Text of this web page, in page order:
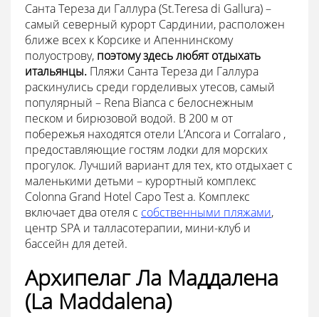
Санта Тереза ди Галлура (St.Teresa di Gallura) –
самый северный курорт Сардинии, расположен
ближе всех к Корсике и Апеннинскому
полуострову, поэтому здесь любят отдыхать
итальянцы. Пляжи Санта Тереза ди Галлура
раскинулись среди горделивых утесов, самый
популярный – Rena Bianca с белоснежным
песком и бирюзовой водой. В 200 м от
побережья находятся отели L’Ancora и Corralaro ,
предоставляющие гостям лодки для морских
прогулок. Лучший вариант для тех, кто отдыхает с
маленькими детьми – курортный комплекс
Colonna Grand Hotel Capo Test a. Комплекс
включает два отеля с собственными пляжами,
центр SPA и талласотерапии, мини-клуб и
бассейн для детей.
Архипелаг Ла Маддалена
(La Maddalena)